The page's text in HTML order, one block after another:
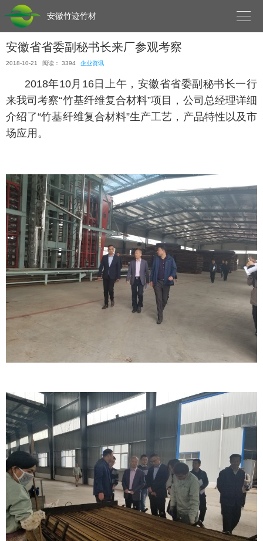
安徽竹迹竹材 
安徽省省委副秘书长来厂参观考察
2018-10-21 阅读： 3394 企业资讯
2018年10月16日上午，安徽省省委副秘书长一行
来我司考察“竹基纤维复合材料”项目，公司总经理详细
介绍了“竹基纤维复合材料”生产工艺，产品特性以及市
场应用。